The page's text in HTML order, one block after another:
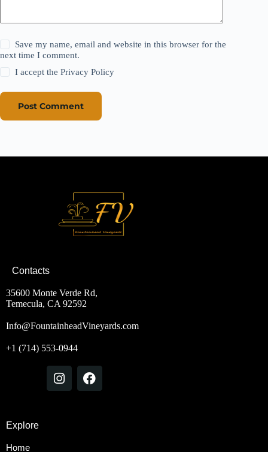
Save my name, email and website in this browser for the
next time I comment.
I accept thePrivacy Policy
Post Comment
Contacts
35600 Monte Verde Rd,
Temecula, CA 92592
Info@FountainheadVineyards.com
+1 (714) 553-0944
Explore
Home